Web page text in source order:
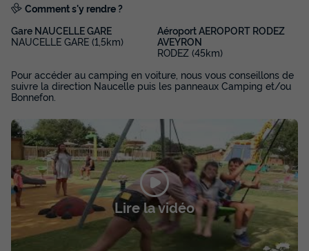
TENTE 5 personnes - Confort 37 m² 2
chambres (sans sanitaires)
37m²
Adultes
5
Chambres
2
Voir le plan 2D Terrasse couverte
Animaux autorisés *
Comment s'y rendre ?
Gare NAUCELLE GARE
NAUCELLE GARE (1,5km)
Aéroport AEROPORT RODEZ
AVEYRON
RODEZ (45km)
Pour accéder au camping en voiture, nous vous conseillons de
suivre la direction Naucelle puis les panneaux Camping et/ou
Bonnefon.
Lire la vidéo